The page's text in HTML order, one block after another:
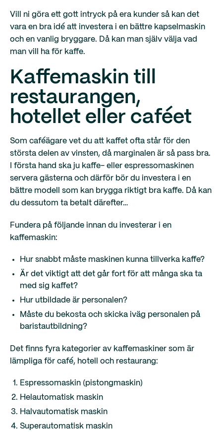
Vill ni göra ett gott intryck på era kunder så kan det
vara en bra idé att investera i en bättre kapselmaskin
och en vanlig bryggare. Då kan man själv välja vad
man vill ha för kaffe.
Kaffemaskin till
restaurangen,
hotellet eller caféet
Som caféägare vet du att kaffet ofta står för den
största delen av vinsten, då marginalen är så pass bra.
I första hand ska ju kaffe- eller espressomaskinen
servera gästerna och därför bör du investera i en
bättre modell som kan brygga riktigt bra kaffe. Då kan
du dessutom ta betalt därefter…
Fundera på följande innan du investerar i en
kaffemaskin:
Hur snabbt måste maskinen kunna tillverka kaffe?
Är det viktigt att det går fort för att många ska ta
med sig kaffet?
Hur utbildade är personalen?
Måste du bekosta och skicka iväg personalen på
baristautbildning?
Det finns fyra kategorier av kaffemaskiner som är
lämpliga för café, hotell och restaurang:
Espressomaskin (pistongmaskin)
Helautomatisk maskin
Halvautomatisk maskin
Superautomatisk maskin